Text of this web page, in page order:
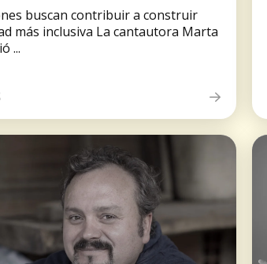
buscan contribuir a construir
más inclusiva La cantautora Marta
...